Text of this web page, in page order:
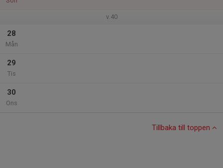
v.40
28
Mån
29
Tis
30
Ons
Tillbaka till toppen